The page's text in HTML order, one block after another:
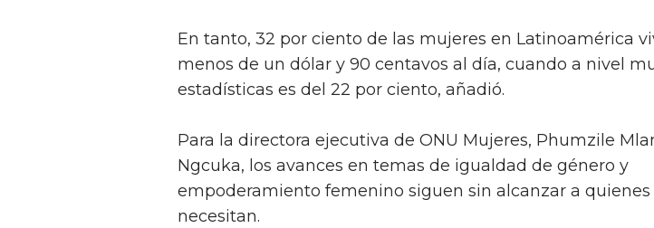
En tanto, 32 por ciento de las mujeres en Latinoamérica
menos de un dólar y 90 centavos al día, cuando a nivel
estadísticas es del 22 por ciento, añadió.
Para la directora ejecutiva de ONU Mujeres, Phumzile
Ngcuka, los avances en temas de igualdad de género y
empoderamiento femenino siguen sin alcanzar a quienes
necesitan.